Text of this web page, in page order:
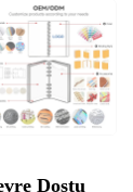
Dostu